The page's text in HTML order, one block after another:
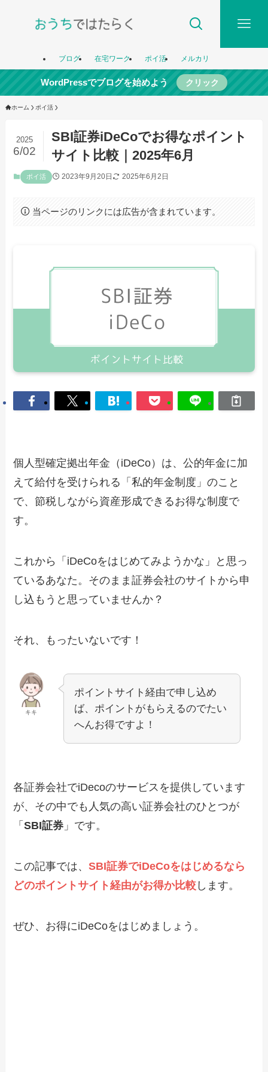
ブログ 在宅ワーク ポイ活 メルカリ
WordPressでブログを始めよう クリック
ホーム ポイ活
SBI証券iDeCoでお得なポイント
サイト比較｜2025年6月
2025
6/02
ポイ活 2023年9月20日 2025年6月2日
当ページのリンクには広告が含まれています。
個人型確定拠出年金（iDeCo）は、公的年金に加
えて給付を受けられる「私的年金制度」のこと
で、節税しながら資産形成できるお得な制度で
す。
これから「iDeCoをはじめてみようかな」と思っ
ているあなた。そのまま証券会社のサイトから申
し込もうと思っていませんか？
それ、もったいないです！
キキ
ポイントサイト経由で申し込め
ば、ポイントがもらえるのでたい
へんお得ですよ！
各証券会社でiDecoのサービスを提供しています
が、その中でも人気の高い証券会社のひとつが
「SBI証券 」です。
この記事では、SBI証券でiDeCoをはじめるなら
どのポイントサイト経由がお得か比較 します。
ぜひ、お得にiDeCoをはじめましょう。